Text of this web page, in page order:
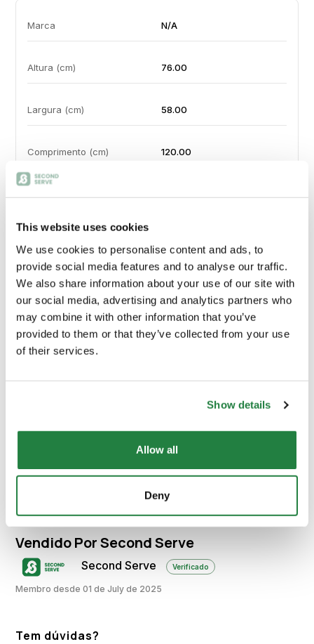
This website uses cookies
We use cookies to personalise content and ads, to
provide social media features and to analyse our traffic.
We also share information about your use of our site with
our social media, advertising and analytics partners who
may combine it with other information that you’ve
provided to them or that they’ve collected from your use
of their services.
Show details
Allow all
Deny
Marca N/A
Altura (cm) 76.00
Largura (cm) 58.00
Comprimento (cm) 120.00
Origem Portugal
Envio e Entrega
Calcular
Vendido Por Second Serve
Second Serve Verificado
Membro desde 01 de July de 2025
Tem dúvidas?